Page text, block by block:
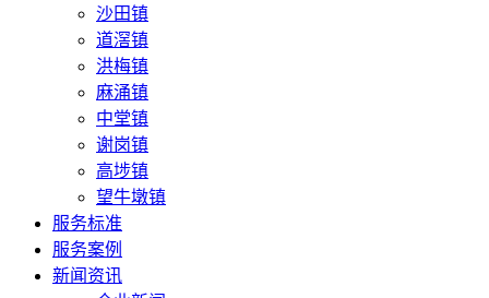
沙田镇
道滘镇
洪梅镇
麻涌镇
中堂镇
谢岗镇
高埗镇
望牛墩镇
服务标准
服务案例
新闻资讯